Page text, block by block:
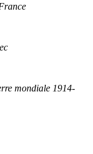
mondiale 1914-